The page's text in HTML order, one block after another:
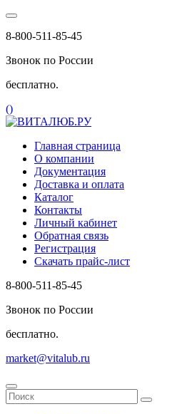
8-800-511-85-45
Звонок по России
бесплатно.
()
Главная страница
О компании
Документация
Доставка и оплата
Каталог
Контакты
Личный кабинет
Обратная связь
Регистрация
Скачать прайс-лист
8-800-511-85-45
Звонок по России
бесплатно.
market@vitalub.ru